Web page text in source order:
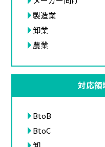
製造業
卸業
農業
対応領
BtoB
BtoC